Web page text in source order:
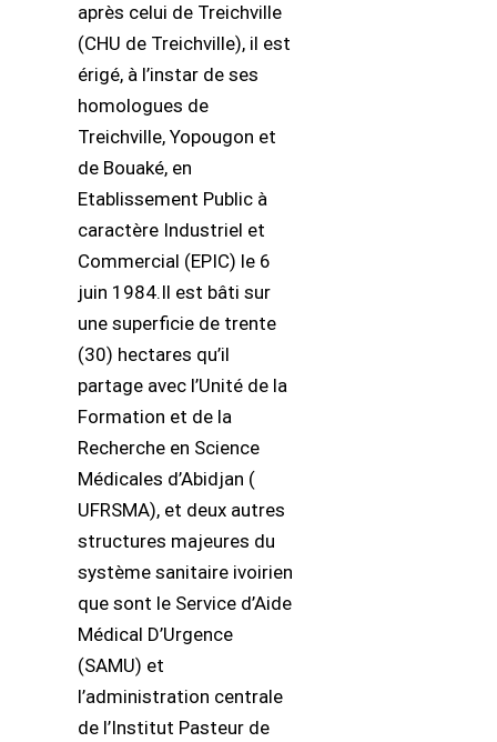
après celui de Treichville
(CHU de Treichville), il est
érigé, à l’instar de ses
homologues de
Treichville, Yopougon et
de Bouaké, en
Etablissement Public à
caractère Industriel et
Commercial (EPIC) le 6
juin 1984.Il est bâti sur
une superficie de trente
(30) hectares qu’il
partage avec l’Unité de la
Formation et de la
Recherche en Science
Médicales d’Abidjan (
UFRSMA), et deux autres
structures majeures du
système sanitaire ivoirien
que sont le Service d’Aide
Médical D’Urgence
(SAMU) et
l’administration centrale
de l’Institut Pasteur de